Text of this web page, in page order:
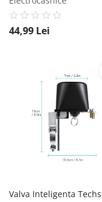
44,99 Lei